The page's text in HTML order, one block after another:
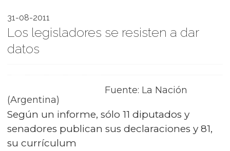
31-08-2011
Los legisladores se resisten a dar
datos
Fuente: La Nación
(Argentina)
Según un informe, sólo 11 diputados y
senadores publican sus declaraciones y 81,
su currículum